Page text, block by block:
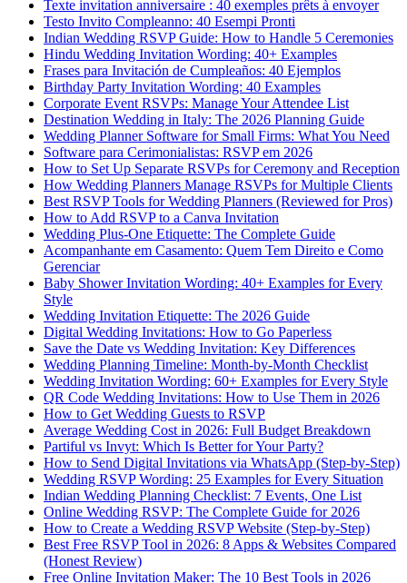
Texte invitation anniversaire : 40 exemples prêts à envoyer
Testo Invito Compleanno: 40 Esempi Pronti
Indian Wedding RSVP Guide: How to Handle 5 Ceremonies
Hindu Wedding Invitation Wording: 40+ Examples
Frases para Invitación de Cumpleaños: 40 Ejemplos
Birthday Party Invitation Wording: 40 Examples
Corporate Event RSVPs: Manage Your Attendee List
Destination Wedding in Italy: The 2026 Planning Guide
Wedding Planner Software for Small Firms: What You Need
Software para Cerimonialistas: RSVP em 2026
How to Set Up Separate RSVPs for Ceremony and Reception
How Wedding Planners Manage RSVPs for Multiple Clients
Best RSVP Tools for Wedding Planners (Reviewed for Pros)
How to Add RSVP to a Canva Invitation
Wedding Plus-One Etiquette: The Complete Guide
Acompanhante em Casamento: Quem Tem Direito e Como
Gerenciar
Baby Shower Invitation Wording: 40+ Examples for Every
Style
Wedding Invitation Etiquette: The 2026 Guide
Digital Wedding Invitations: How to Go Paperless
Save the Date vs Wedding Invitation: Key Differences
Wedding Planning Timeline: Month-by-Month Checklist
Wedding Invitation Wording: 60+ Examples for Every Style
QR Code Wedding Invitations: How to Use Them in 2026
How to Get Wedding Guests to RSVP
Average Wedding Cost in 2026: Full Budget Breakdown
Partiful vs Invyt: Which Is Better for Your Party?
How to Send Digital Invitations via WhatsApp (Step-by-Step)
Wedding RSVP Wording: 25 Examples for Every Situation
Indian Wedding Planning Checklist: 7 Events, One List
Online Wedding RSVP: The Complete Guide for 2026
How to Create a Wedding RSVP Website (Step-by-Step)
Best Free RSVP Tool in 2026: 8 Apps & Websites Compared
(Honest Review)
Free Online Invitation Maker: The 10 Best Tools in 2026